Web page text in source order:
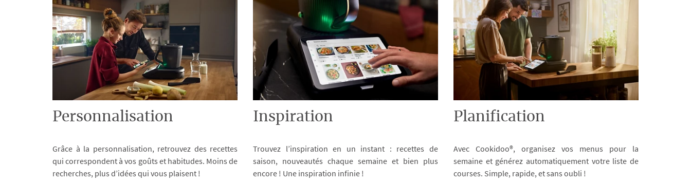
Personnalisation
Grâce à la personnalisation, retrouvez des recettes
qui correspondent à vos goûts et habitudes. Moins de
recherches, plus d’idées qui vous plaisent !
Inspiration
Trouvez l’inspiration en un instant : recettes de
saison, nouveautés chaque semaine et bien plus
encore ! Une inspiration infinie !
Planification
Avec Cookidoo®, organisez vos menus pour la
semaine et générez automatiquement votre liste de
courses. Simple, rapide, et sans oubli !